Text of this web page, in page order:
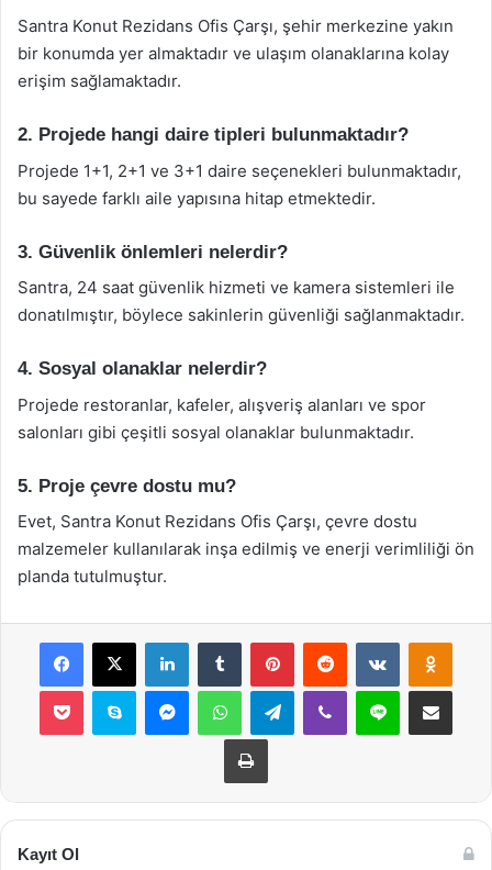
Santra Konut Rezidans Ofis Çarşı, şehir merkezine yakın
bir konumda yer almaktadır ve ulaşım olanaklarına kolay
erişim sağlamaktadır.
2. Projede hangi daire tipleri bulunmaktadır?
Projede 1+1, 2+1 ve 3+1 daire seçenekleri bulunmaktadır,
bu sayede farklı aile yapısına hitap etmektedir.
3. Güvenlik önlemleri nelerdir?
Santra, 24 saat güvenlik hizmeti ve kamera sistemleri ile
donatılmıştır, böylece sakinlerin güvenliği sağlanmaktadır.
4. Sosyal olanaklar nelerdir?
Projede restoranlar, kafeler, alışveriş alanları ve spor
salonları gibi çeşitli sosyal olanaklar bulunmaktadır.
5. Proje çevre dostu mu?
Evet, Santra Konut Rezidans Ofis Çarşı, çevre dostu
malzemeler kullanılarak inşa edilmiş ve enerji verimliliği ön
planda tutulmuştur.
Facebook
X LinkedInTumblr PinterestReddit VKontakte
Pocket Skype MessengerWhatsAppTelegramViber Line E-Posta ile
Yazdır
Kayıt Ol